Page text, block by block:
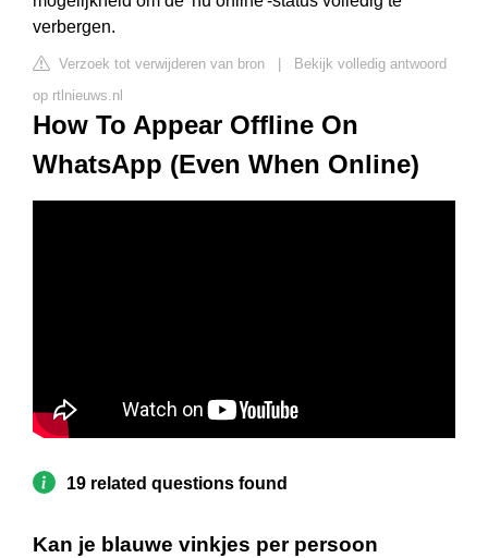
verbergen.
Verzoek tot verwijderen van bron
Bekijk volledig antwoord
op rtlnieuws.nl
How To Appear Offline On
WhatsApp (Even When Online)
19 related questions found
Kan je blauwe vinkjes per persoon